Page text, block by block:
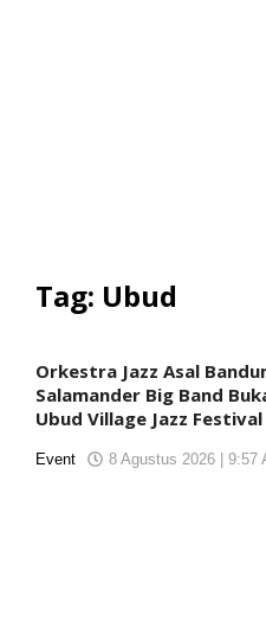
Tag: Ubud
Orkestra Jazz Asal
Salamander Big Band
Ubud Village Jazz
Event 8 Agustus 2026 | 9:57